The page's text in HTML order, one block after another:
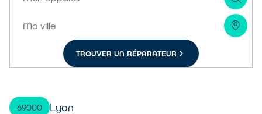
TROUVER UN RÉPARATEUR
69000 Lyon